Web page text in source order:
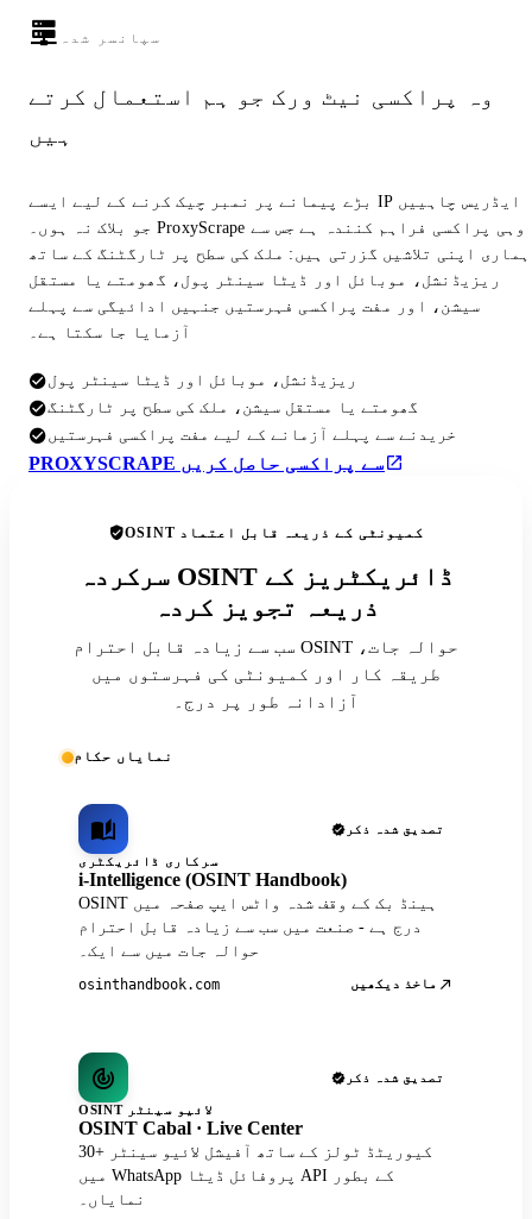
سپانسر شدہ
وہ پراکسی نیٹ ورک جو ہم استعمال کرتے
ہیں
بڑے پیمانے پر نمبر چیک کرنے کے لیے ایسے IP ایڈریس چاہییں
جو بلاک نہ ہوں۔ ProxyScrape وہی پراکسی فراہم کنندہ ہے جس سے
ہماری اپنی تلاشیں گزرتی ہیں: ملک کی سطح پر ٹارگٹنگ کے ساتھ
ریزیڈنشل، موبائل اور ڈیٹا سینٹر پول، گھومتے یا مستقل
سیشن، اور مفت پراکسی فہرستیں جنہیں ادائیگی سے پہلے
آزمایا جا سکتا ہے۔
ریزیڈنشل، موبائل اور ڈیٹا سینٹر پول
گھومتے یا مستقل سیشن، ملک کی سطح پر ٹارگٹنگ
خریدنے سے پہلے آزمانے کے لیے مفت پراکسی فہرستیں
PROXYSCRAPE سے پراکسی حاصل کریں
OSINT کمیونٹی کے ذریعہ قابل اعتماد
سرکردہ OSINT ڈائریکٹریز کے
ذریعہ تجویز کردہ
سب سے زیادہ قابل احترام OSINT حوالہ جات،
طریقہ کار اور کمیونٹی کی فہرستوں میں
آزادانہ طور پر درج۔
نمایاں حکام
تصدیق شدہ ذکر
سرکاری ڈائریکٹری
i-Intelligence (OSINT Handbook)
OSINT ہینڈ بک کے وقف شدہ واٹس ایپ صفحہ میں
درج ہے - صنعت میں سب سے زیادہ قابل احترام
حوالہ جات میں سے ایک۔
osinthandbook.com ماخذ دیکھیں
تصدیق شدہ ذکر
OSINT لائیو سینٹر
OSINT Cabal · Live Center
30+ کیوریٹڈ ٹولز کے ساتھ آفیشل لائیو سینٹر
میں WhatsApp پروفائل ڈیٹا API کے بطور
نمایاں۔